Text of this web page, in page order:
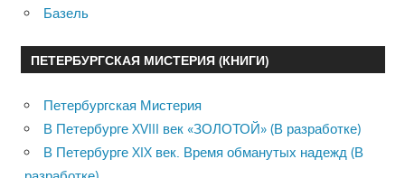
Базель
ПЕТЕРБУРГСКАЯ МИСТЕРИЯ (КНИГИ)
Петербургская Мистерия
В Петербурге XVIII век «ЗОЛОТОЙ» (В разработке)
В Петербурге XIX век. Время обманутых надежд (В